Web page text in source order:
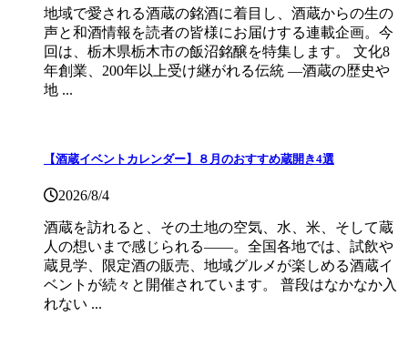
地域で愛される酒蔵の銘酒に着目し、酒蔵からの生の
声と和酒情報を読者の皆様にお届けする連載企画。今
回は、栃木県栃木市の飯沼銘醸を特集します。 文化8
年創業、200年以上受け継がれる伝統 ―酒蔵の歴史や
地 ...
【酒蔵イベントカレンダー】８月のおすすめ蔵開き4選
2026/8/4
酒蔵を訪れると、その土地の空気、水、米、そして蔵
人の想いまで感じられる——。全国各地では、試飲や
蔵見学、限定酒の販売、地域グルメが楽しめる酒蔵イ
ベントが続々と開催されています。 普段はなかなか入
れない ...